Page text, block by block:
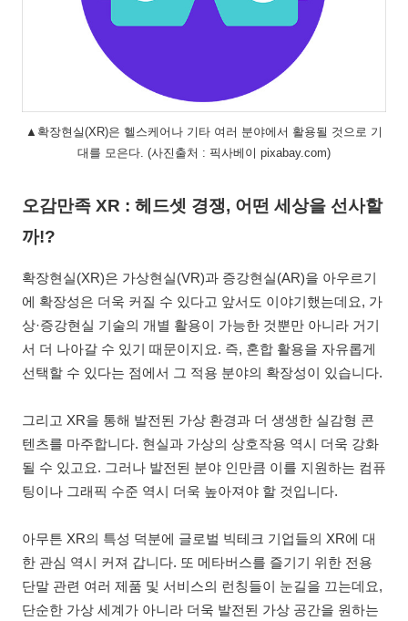
▲확장현실(XR)은 헬스케어나 기타 여러 분야에서 활용될 것으로 기
대를 모은다. (사진출처 : 픽사베이 pixabay.com)
오감만족 XR : 헤드셋 경쟁, 어떤 세상을 선사할
까!?
확장현실(XR)은 가상현실(VR)과 증강현실(AR)을 아우르기
에 확장성은 더욱 커질 수 있다고 앞서도 이야기했는데요, 가
상·증강현실 기술의 개별 활용이 가능한 것뿐만 아니라 거기
서 더 나아갈 수 있기 때문이지요. 즉, 혼합 활용을 자유롭게
선택할 수 있다는 점에서 그 적용 분야의 확장성이 있습니다.
그리고 XR을 통해 발전된 가상 환경과 더 생생한 실감형 콘
텐츠를 마주합니다. 현실과 가상의 상호작용 역시 더욱 강화
될 수 있고요. 그러나 발전된 분야 인만큼 이를 지원하는 컴퓨
팅이나 그래픽 수준 역시 더욱 높아져야 할 것입니다.
아무튼 XR의 특성 덕분에 글로벌 빅테크 기업들의 XR에 대
한 관심 역시 커져 갑니다. 또 메타버스를 즐기기 위한 전용
단말 관련 여러 제품 및 서비스의 런칭들이 눈길을 끄는데요,
단순한 가상 세계가 아니라 더욱 발전된 가상 공간을 원하는